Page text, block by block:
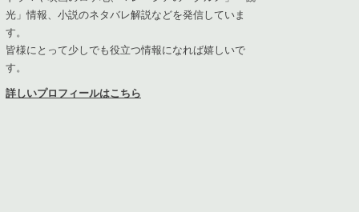
光」情報、小説のネタバレ解説などを発信していま
す。
皆様にとって少しでも役立つ情報になれば嬉しいで
す。
詳しいプロフィールはこちら